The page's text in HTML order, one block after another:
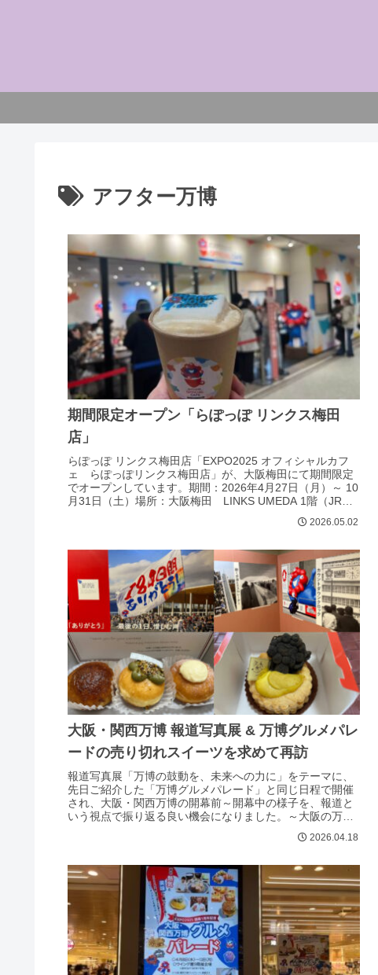
アフター万博
期間限定オープン「らぽっぽ リンクス梅田
店」
らぽっぽ リンクス梅田店「EXPO2025 オフィシャルカフ
ェ らぽっぽリンクス梅田店」が、大阪梅田にて期間限定
でオープンしています。期間：2026年4月27日（月）～ 10
月31日（土）場所：大阪梅田 LINKS UMEDA 1階（JR
2026.05.02
大阪・関西万博 報道写真展 & 万博グルメパレ
ードの売り切れスイーツを求めて再訪
報道写真展「万博の鼓動を、未来への力に」をテーマに、
先日ご紹介した「万博グルメパレード」と同じ日程で開催
され、大阪・関西万博の開幕前～開幕中の様子を、報道と
いう視点で振り返る良い機会になりました。～大阪の万
2026.04.18